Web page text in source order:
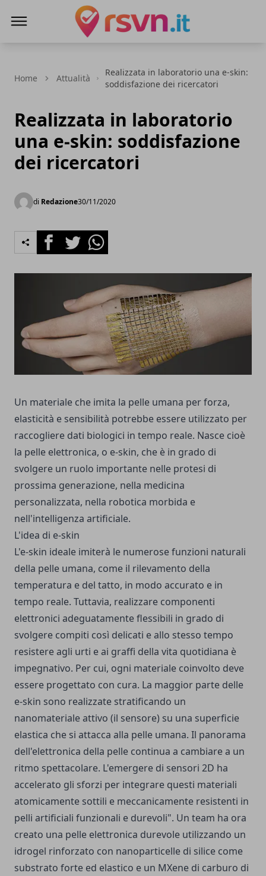
Home Attualità
Realizzata in laboratorio una e-skin:
soddisfazione dei ricercatori
Realizzata in laboratorio
una e-skin: soddisfazione
dei ricercatori
di Redazione30/11/2020
FacebookTwitterWhatsapp
Un materiale che imita la pelle umana per forza,
elasticità e sensibilità potrebbe essere utilizzato per
raccogliere dati biologici in tempo reale. Nasce cioè
la pelle elettronica, o e-skin, che è in grado di
svolgere un ruolo importante nelle protesi di
prossima generazione, nella medicina
personalizzata, nella robotica morbida e
nell'intelligenza artificiale.
L'idea di e-skin
L'e-skin ideale imiterà le numerose funzioni naturali
della pelle umana, come il rilevamento della
temperatura e del tatto, in modo accurato e in
tempo reale. Tuttavia, realizzare componenti
elettronici adeguatamente flessibili in grado di
svolgere compiti così delicati e allo stesso tempo
resistere agli urti e ai graffi della vita quotidiana è
impegnativo. Per cui, ogni materiale coinvolto deve
essere progettato con cura. La maggior parte delle
e-skin sono realizzate stratificando un
nanomateriale attivo (il sensore) su una superficie
elastica che si attacca alla pelle umana. Il panorama
dell'elettronica della pelle continua a cambiare a un
ritmo spettacolare. L'emergere di sensori 2D ha
accelerato gli sforzi per integrare questi materiali
atomicamente sottili e meccanicamente resistenti in
pelli artificiali funzionali e durevoli". Un team ha ora
creato una pelle elettronica durevole utilizzando un
idrogel rinforzato con nanoparticelle di silice come
substrato forte ed elastico e un MXene di carburo di